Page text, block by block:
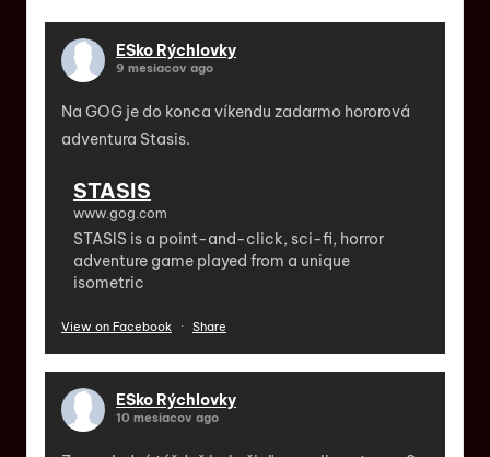
ESko Rýchlovky
9 mesiacov ago
Na GOG je do konca víkendu zadarmo hororová
adventura Stasis.
STASIS
www.gog.com
STASIS is a point-and-click, sci-fi, horror
adventure game played from a unique
isometric
View on Facebook · Share
ESko Rýchlovky
10 mesiacov ago